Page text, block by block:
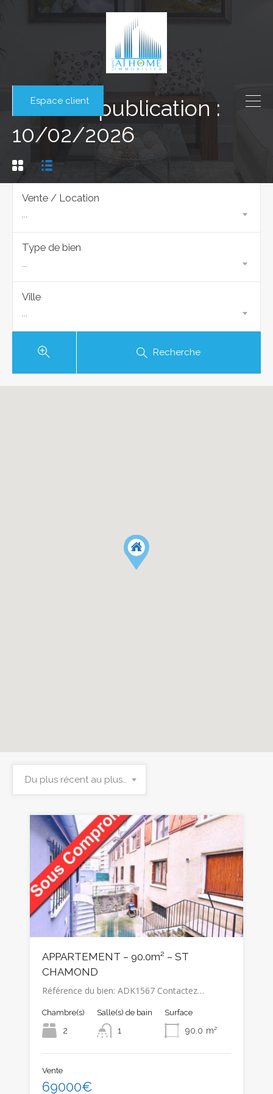
Espace client
Date de publication :
10/02/2026
Vente / Location
...
Type de bien
...
Ville
...
Recherche
Du plus récent au plus ancien
APPARTEMENT – 90.0m² – ST
CHAMOND
Référence du bien: ADK1567 Contactez…
Chambre(s)
2
Salle(s) de bain
1
Surface
90.0 m²
Vente
69000€